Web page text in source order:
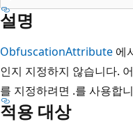
설명
ObfuscationAttribute 에
인지 지정하지 않습니다.
를 지정하려면 .를 사용합
적용 대상